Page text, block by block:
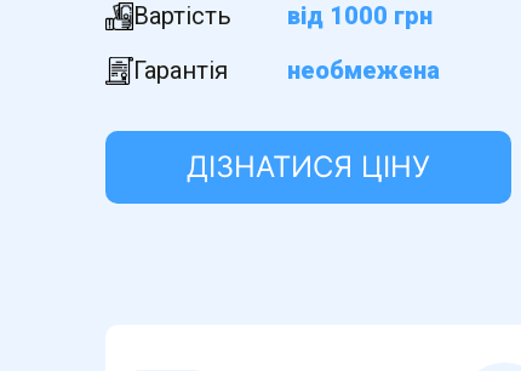
Вартість
від 1000 грн
Гарантія
необмежена
ДІЗНАТИСЯ ЦІНУ